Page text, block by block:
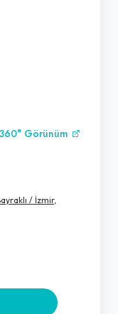
360° Görünüm
/ İzmir,